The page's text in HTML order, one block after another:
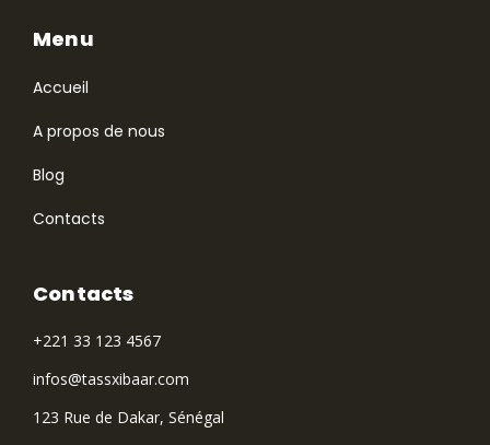
Accueil
A propos de nous
Blog
Contacts
Menu
Contacts
+221 33 123 4567
infos@tassxibaar.com
123 Rue de Dakar, Sénégal